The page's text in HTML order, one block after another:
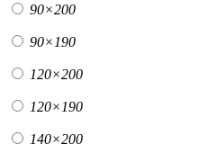
90×200
90×190
120×200
120×190
140×200